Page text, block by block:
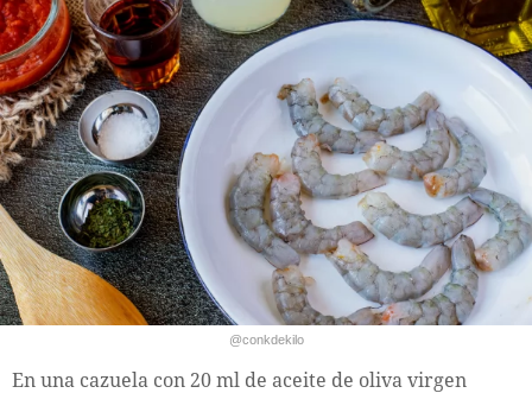
@conkdekilo
En una cazuela con 20 ml de aceite de oliva virgen